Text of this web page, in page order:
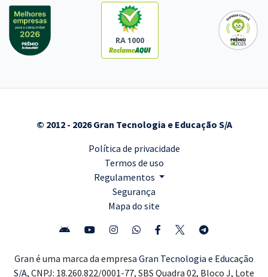
RA 1000
© 2012 - 2026 Gran Tecnologia e Educação S/A
Política de privacidade
Termos de uso
Regulamentos
Segurança
Mapa do site
Gran é uma marca da empresa Gran Tecnologia e Educação
S/A, CNPJ: 18.260.822/0001-77, SBS Quadra 02, Bloco J, Lote